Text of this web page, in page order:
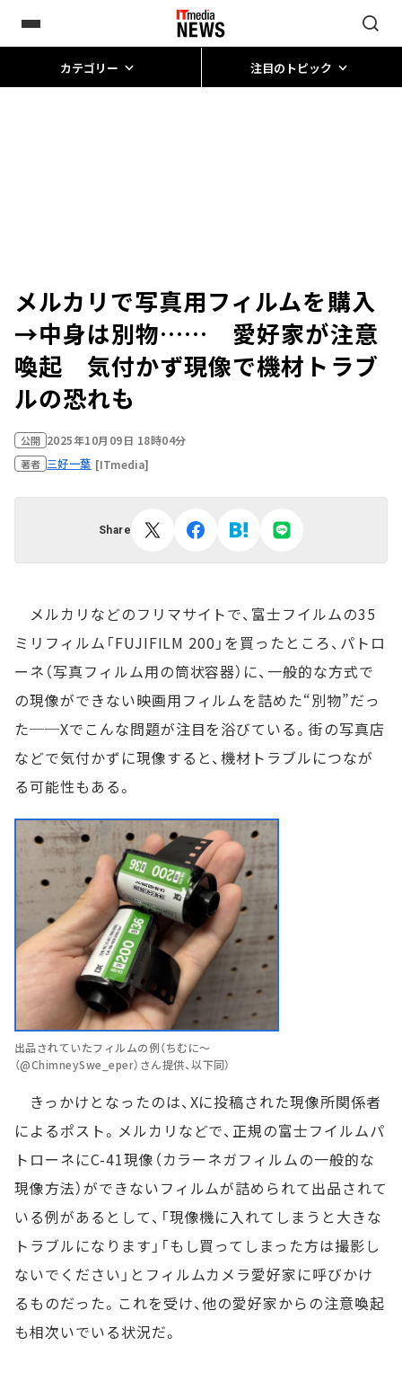
カテゴリー 注目のトピック
メルカリで写真用フィルムを購入
→中身は別物…… 愛好家が注意
喚起 気付かず現像で機材トラブ
ルの恐れも
公開 2025年10月09日 18時04分
著者 三好一葉 [ITmedia]
Share
メルカリなどのフリマサイトで、富士フイルムの35
ミリフィルム「FUJIFILM 200」を買ったところ、パトロ
ーネ（写真フィルム用の筒状容器）に、一般的な方式で
の現像ができない映画用フィルムを詰めた“別物”だっ
た──Xでこんな問題が注目を浴びている。街の写真店
などで気付かずに現像すると、機材トラブルにつなが
る可能性もある。
出品されていたフィルムの例（ちむに～
（@ChimneySwe_eper）さん提供、以下同）
きっかけとなったのは、Xに投稿された現像所関係者
によるポスト。メルカリなどで、正規の富士フイルムパ
トローネにC-41現像（カラーネガフィルムの一般的な
現像方法）ができないフィルムが詰められて出品されて
いる例があるとして、「現像機に入れてしまうと大きな
トラブルになります」「もし買ってしまった方は撮影し
ないでください」とフィルムカメラ愛好家に呼びかけ
るものだった。これを受け、他の愛好家からの注意喚起
も相次いでいる状況だ。